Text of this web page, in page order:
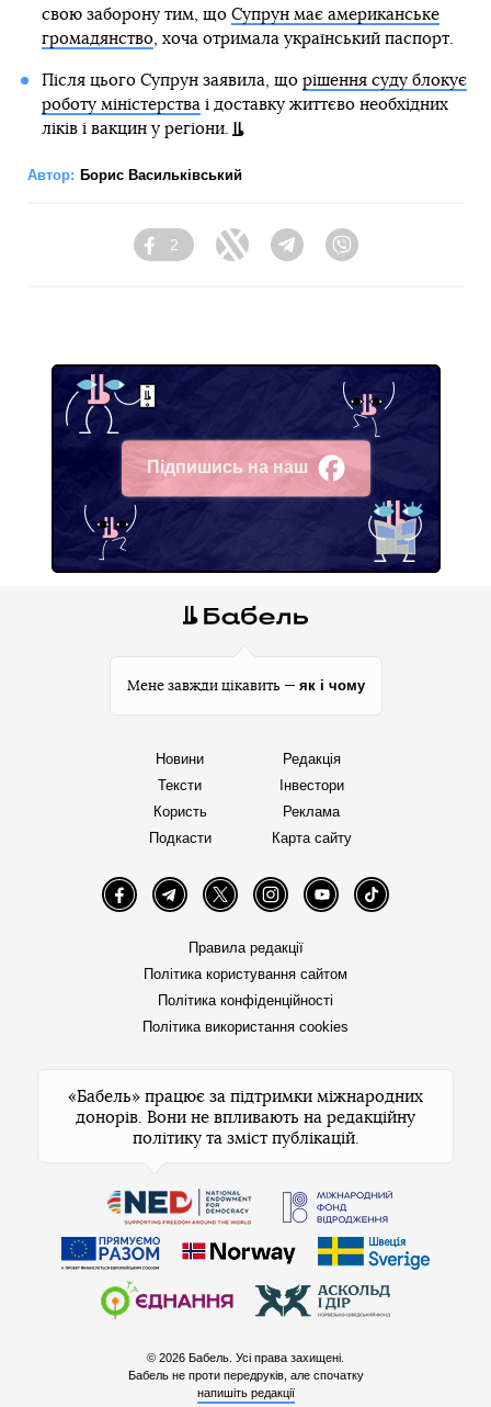
свою заборону тим, що Супрун має американське
громадянство, хоча отримала український паспорт.
Після цього Супрун заявила, що рішення суду блокує
роботу міністерства і доставку життєво необхідних
ліків і вакцин у регіони.
Автор: Борис Васильківський
Facebook
2
Twitter TelegramViber
Підпишись на наш
Facebook
Мене завжди цікавить — як і чому
Новини
Тексти
Користь
Подкасти
Редакція
Інвестори
Реклама
Карта сайту
FacebookTelegramTwitter InstagramYouTube TikTok
Правила редакції
Політика користування сайтом
Політика конфіденційності
Політика використання cookies
«Бабель» працює за підтримки міжнародних
донорів. Вони не впливають на редакційну
політику та зміст публікацій.
© 2026 Бабель. Усі права захищені.
Бабель не проти передруків, але спочатку
напишіть редакції